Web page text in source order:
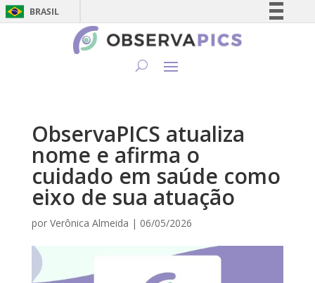
BRASIL
Simplifique!
Canais
ObservaPICS atualiza
nome e afirma o
cuidado em saúde como
eixo de sua atuação
por Verônica Almeida | 06/05/2026